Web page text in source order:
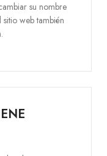
su nombre
web también